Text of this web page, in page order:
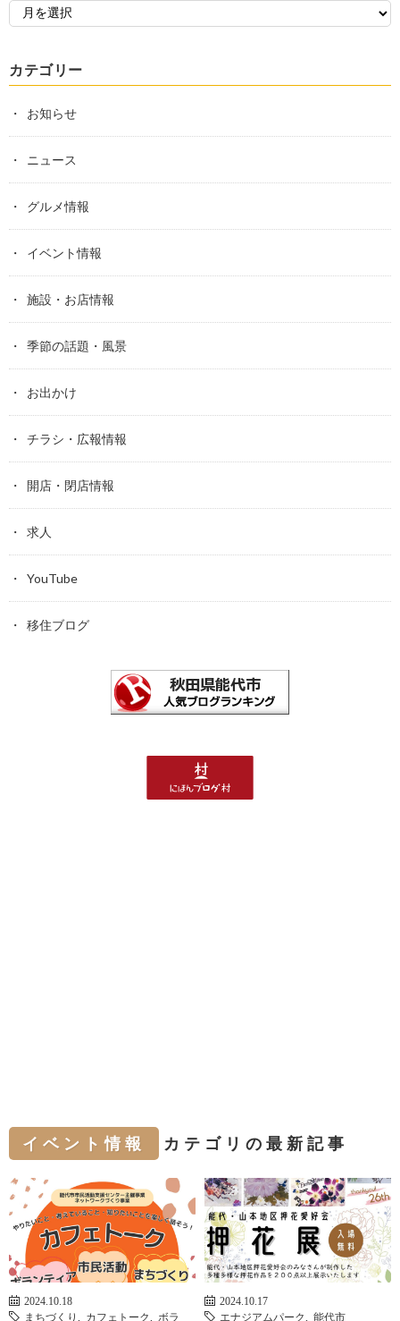
カテゴリー
お知らせ
ニュース
グルメ情報
イベント情報
施設・お店情報
季節の話題・風景
お出かけ
チラシ・広報情報
開店・閉店情報
求人
YouTube
移住ブログ
イベント情報 カテゴリの最新記事
2024.10.18
まちづくり
カフェトーク ボラ
2024.10.17
エナジアムパーク
能代市